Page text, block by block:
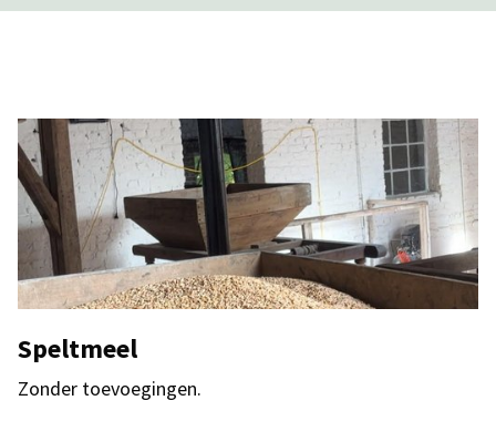
Speltmeel
Zonder toevoegingen.